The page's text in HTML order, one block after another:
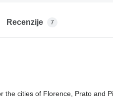
Recenzije 7
the cities of Florence, Prato and